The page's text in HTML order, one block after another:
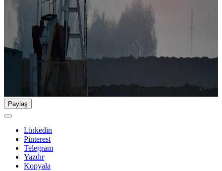
Paylaş
Linkedin
Pinterest
Telegram
Yazdır
Kopyala